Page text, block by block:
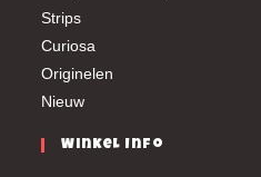
Strips
Curiosa
Originelen
Nieuw
Winkel Info